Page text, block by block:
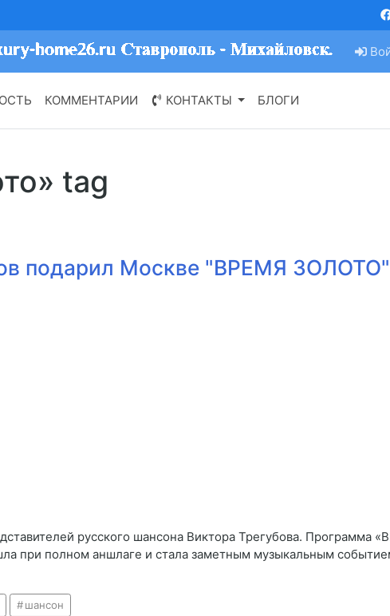
КОММЕНТАРИИ КОНТАКТЫ БЛОГИ
tag
подарил Москве "ВРЕМЯ ЗОЛОТО"
русского шансона Виктора Трегубова. Программа
при полном аншлаге и стала заметным музыкальным
шансон